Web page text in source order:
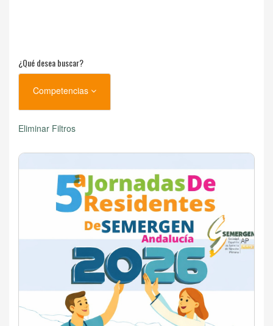
¿Qué desea buscar?
Competencias
Eliminar Filtros